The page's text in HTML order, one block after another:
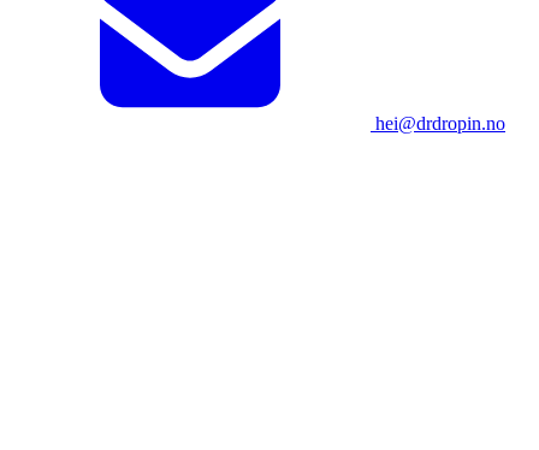
hei@drdropin.no